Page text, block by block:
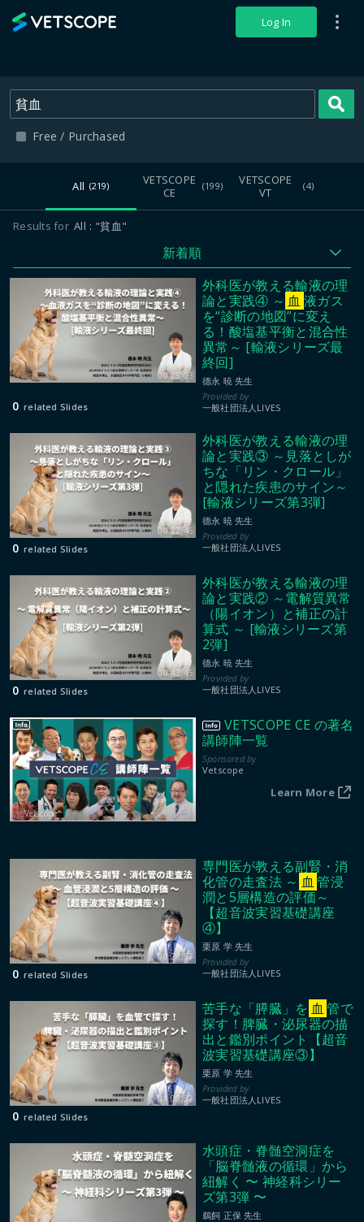
Log In
Free / Purchased
All (219)
VETSCOPE
CE
(199)
VETSCOPE
VT
(4)
Results for All "貧血"
新着順
00:28:03
外科医が教える輸液の理
論と実践④ ～ 血 液ガス
を“診断の地図”に変え
る！酸塩基平衡と混合性
異常～ [輸液シリーズ最
終回]
德永 暁 先生
一般社団法人LIVES
0 related Slides
00:22:46
外科医が教える輸液の理
論と実践③ ～見落としが
ちな「リン・クロール」
と隠れた疾患のサイン～
[輸液シリーズ第3弾]
德永 暁 先生
一般社団法人LIVES
0 related Slides
00:43:45
外科医が教える輸液の理
論と実践② ～電解質異常
（陽イオン）と補正の計
算式 ～ [輸液シリーズ第
2弾]
德永 暁 先生
一般社団法人LIVES
0 related Slides
Vetscope
VETSCOPE CE の著名
講師陣一覧
Vetscope
Learn More
00:28:57
専門医が教える副腎・消
化管の走査法 ～ 血 管浸
潤と5層構造の評価～
【超音波実習基礎講座
④】
栗原 学 先生
一般社団法人LIVES
0 related Slides
01:00:37
苦手な「膵臓」を 血 管で
探す！脾臓・泌尿器の描
出と鑑別ポイント【超音
波実習基礎講座③】
栗原 学 先生
一般社団法人LIVES
0 related Slides
水頭症・脊髄空洞症を
「脳脊髄液の循環」から
紐解く 〜 神経科シリー
ズ第3弾 〜
鵜飼 正保 先生